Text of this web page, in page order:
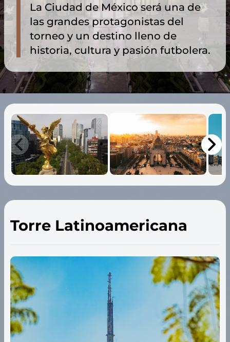
La Ciudad de México será una de
las grandes protagonistas del
torneo y un destino lleno de
historia, cultura y pasión futbolera.
Torre Latinoamericana